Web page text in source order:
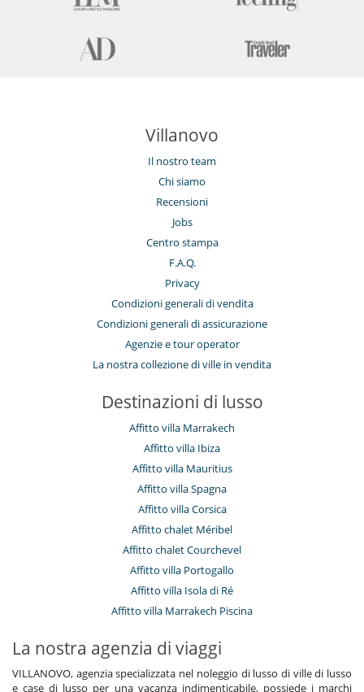
Villanovo
Il nostro team
Chi siamo
Recensioni
Jobs
Centro stampa
F.A.Q.
Privacy
Condizioni generali di vendita
Condizioni generali di assicurazione
Agenzie e tour operator
La nostra collezione di ville in vendita
Destinazioni di lusso
Affitto villa Marrakech
Affitto villa Ibiza
Affitto villa Mauritius
Affitto villa Spagna
Affitto villa Corsica
Affitto chalet Méribel
Affitto chalet Courchevel
Affitto villa Portogallo
Affitto villa Isola di Ré
Affitto villa Marrakech Piscina
La nostra agenzia di viaggi
VILLANOVO, agenzia specializzata nel noleggio di lusso di ville di lusso
e case di lusso per una vacanza indimenticabile, possiede i marchi